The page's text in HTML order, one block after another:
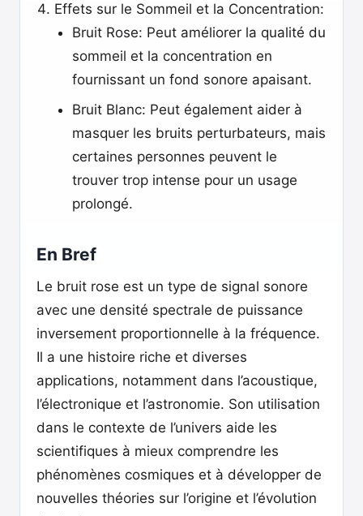
Effets sur le Sommeil et la Concentration:
Bruit Rose: Peut améliorer la qualité du
sommeil et la concentration en
fournissant un fond sonore apaisant.
Bruit Blanc: Peut également aider à
masquer les bruits perturbateurs, mais
certaines personnes peuvent le
trouver trop intense pour un usage
prolongé.
En Bref
Le bruit rose est un type de signal sonore
avec une densité spectrale de puissance
inversement proportionnelle à la fréquence.
Il a une histoire riche et diverses
applications, notamment dans l’acoustique,
l’électronique et l’astronomie. Son utilisation
dans le contexte de l’univers aide les
scientifiques à mieux comprendre les
phénomènes cosmiques et à développer de
nouvelles théories sur l’origine et l’évolution